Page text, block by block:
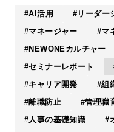
AI活用 リーダー
マネージャー
マ
NEWONEカルチャー
セミナーレポート
キャリア開発
組
離職防止
管理職
人事の基礎知識